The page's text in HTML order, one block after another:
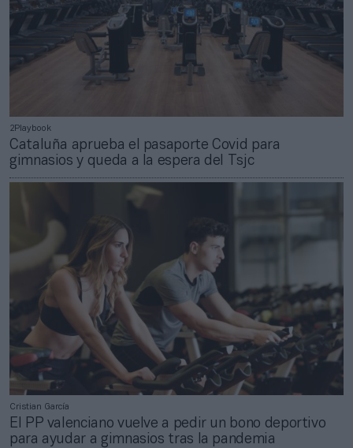
2Playbook
Cataluña aprueba el pasaporte Covid para
gimnasios y queda a la espera del Tsjc
Cristian García
El PP valenciano vuelve a pedir un bono deportivo
para ayudar a gimnasios tras la pandemia